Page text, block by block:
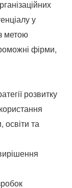
у
метою
фірми,
розвитку
освіти та